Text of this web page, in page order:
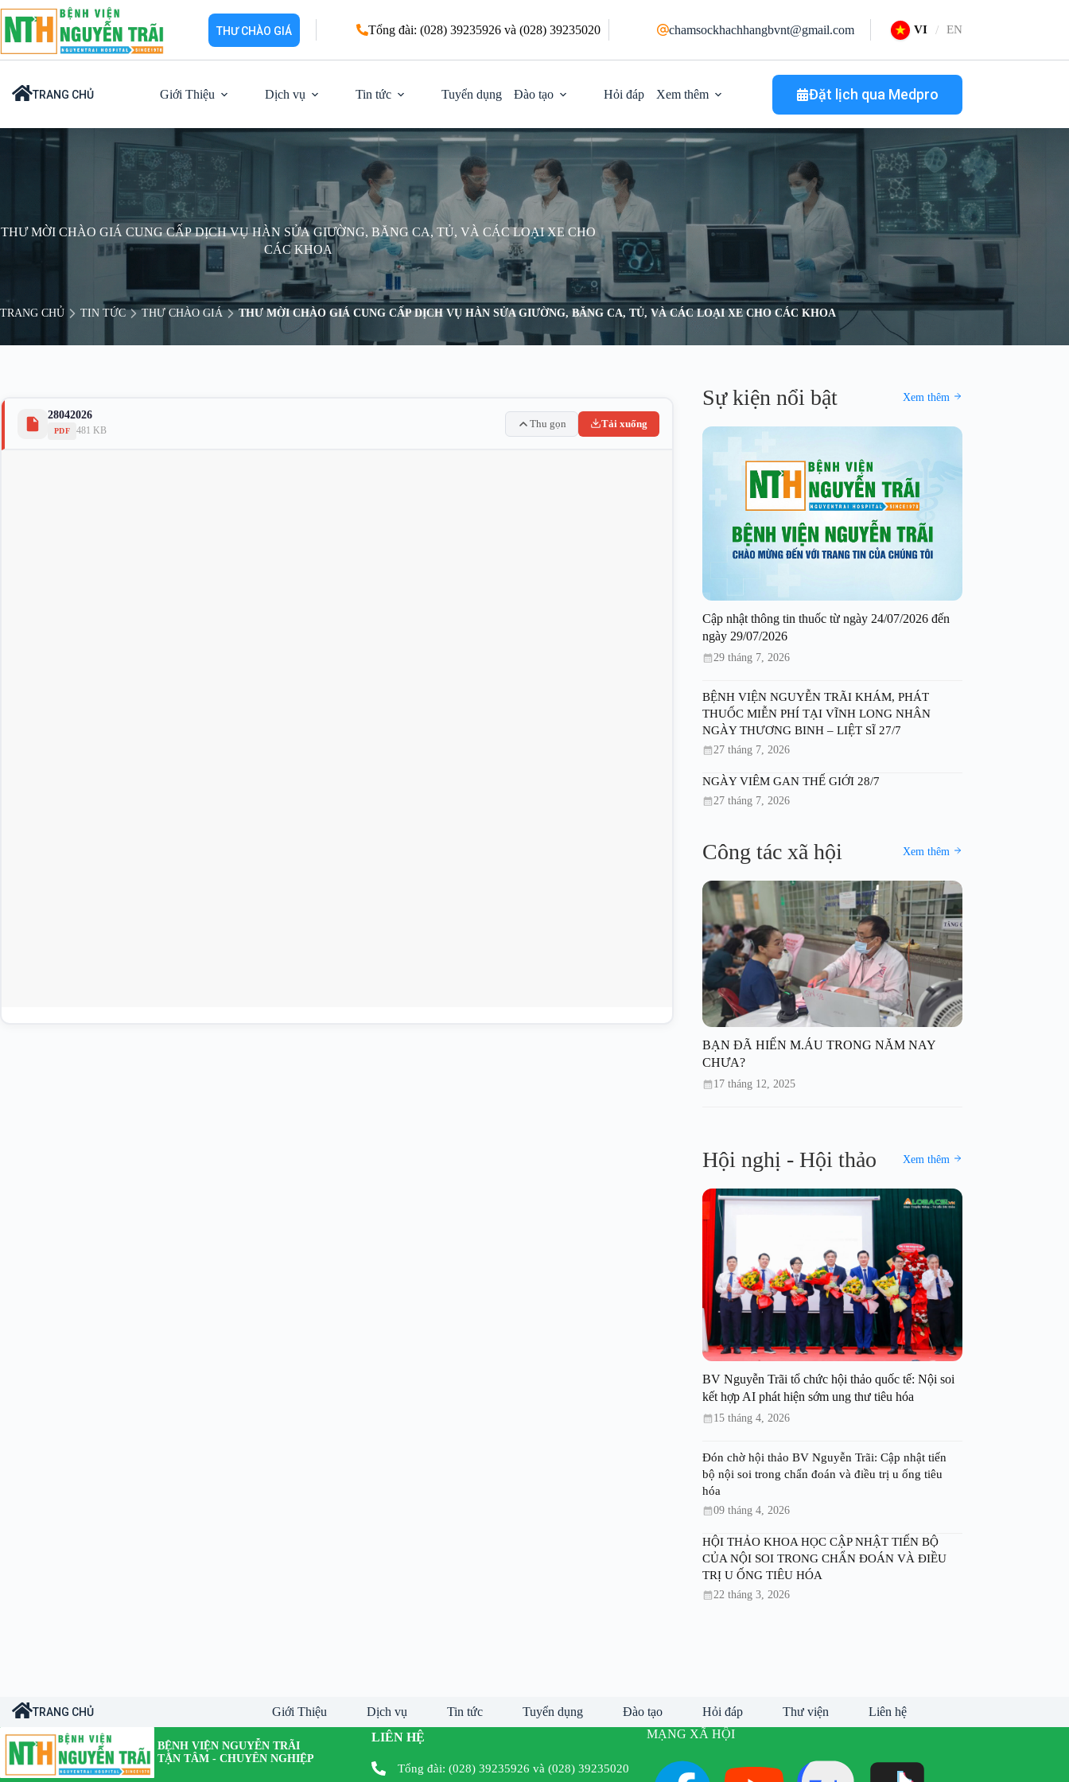
Chuyển
đến
phần
dung
THƯ CHÀO GIÁ Tổng đài: (028) 39235926 và (028) 39235020 chamsockhachhangbvnt@gmail.com EN
VI
TRANG CHỦ Giới Thiệu Dịch vụ Tin tức Tuyển dụng Đào tạo Hỏi đáp Xem thêm Đặt lịch qua Medpro
THƯ MỜI CHÀO GIÁ CUNG CẤP DỊCH VỤ HÀN SỬA GIƯỜNG, BĂNG CA, TỦ, VÀ CÁC LOẠI XE CHO
CÁC KHOA
TRANG CHỦ TIN TỨC THƯ CHÀO GIÁ THƯ MỜI CHÀO GIÁ CUNG CẤP DỊCH VỤ HÀN SỬA GIƯỜNG, BĂNG CA, TỦ, VÀ CÁC LOẠI XE CHO CÁC KHOA
28042026
PDF 481 KB
Thu gọn Tải xuống
Sự kiện nổi bật Xem thêm
Cập nhật thông tin thuốc từ ngày 24/07/2026 đến
ngày 29/07/2026
29 tháng 7, 2026
BỆNH VIỆN NGUYỄN TRÃI KHÁM, PHÁT
THUỐC MIỄN PHÍ TẠI VĨNH LONG NHÂN
NGÀY THƯƠNG BINH – LIỆT SĨ 27/7
27 tháng 7, 2026
NGÀY VIÊM GAN THẾ GIỚI 28/7
27 tháng 7, 2026
Công tác xã hội Xem thêm
BẠN ĐÃ HIẾN M.ÁU TRONG NĂM NAY
CHƯA?
17 tháng 12, 2025
Hội nghị - Hội thảo Xem thêm
BV Nguyễn Trãi tổ chức hội thảo quốc tế: Nội soi
kết hợp AI phát hiện sớm ung thư tiêu hóa
15 tháng 4, 2026
Đón chờ hội thảo BV Nguyễn Trãi: Cập nhật tiến
bộ nội soi trong chẩn đoán và điều trị u ống tiêu
hóa
09 tháng 4, 2026
HỘI THẢO KHOA HỌC CẬP NHẬT TIẾN BỘ
CỦA NỘI SOI TRONG CHẨN ĐOÁN VÀ ĐIỀU
TRỊ U ỐNG TIÊU HÓA
22 tháng 3, 2026
TRANG CHỦ Giới Thiệu Dịch vụ Tin tức Tuyển dụng Đào tạo Hỏi đáp Thư viện Liên hệ
BỆNH VIỆN NGUYỄN TRÃI
TẬN TÂM - CHUYÊN NGHIỆP
LIÊN HỆ
Tổng đài: (028) 39235926 và (028) 39235020
MẠNG XÃ HỘI